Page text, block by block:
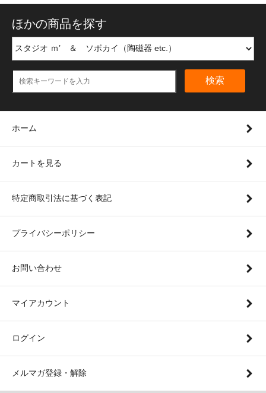
ほかの商品を探す
検索
ホーム
カートを見る
特定商取引法に基づく表記
プライバシーポリシー
お問い合わせ
マイアカウント
ログイン
メルマガ登録・解除